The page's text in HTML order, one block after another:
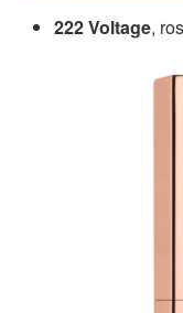
222 Voltage,